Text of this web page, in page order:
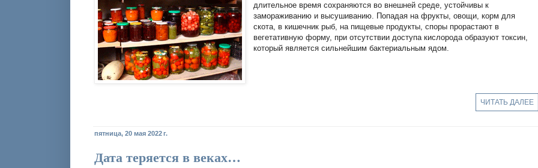
длительное время сохраняются во внешней среде, устойчивы к
замораживанию и высушиванию. Попадая на фрукты, овощи, корм для
скота, в кишечник рыб, на пищевые продукты, споры прорастают в
вегетативную форму, при отсутствии доступа кислорода образуют токсин,
который является сильнейшим бактериальным ядом.
ЧИТАТЬ ДАЛЕЕ
пятница, 20 мая 2022 г.
Дата теряется в веках…